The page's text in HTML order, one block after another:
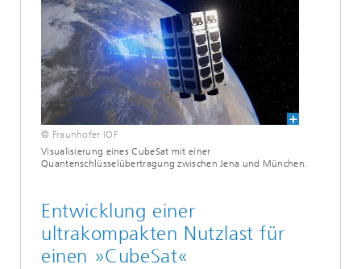
© Fraunhofer IOF
Visualisierung eines CubeSat mit einer
Quantenschlüsselübertragung zwischen Jena und München.
Entwicklung einer
ultrakompakten Nutzlast für
einen »CubeSat«